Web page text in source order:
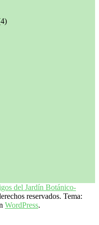
del Jardín Botánico-
reservados. Tema:
WordPress.